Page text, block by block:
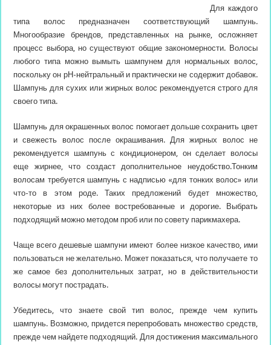
Для каждого
типа волос предназначен соответствующий шампунь.
Многообразие брендов, представленных на рынке, осложняет
процесс выбора, но существуют общие закономерности. Волосы
любого типа можно вымыть шампунем для нормальных волос,
поскольку он рН-нейтральный и практически не содержит добавок.
Шампунь для сухих или жирных волос рекомендуется строго для
своего типа.
Шампунь для окрашенных волос помогает дольше сохранить цвет
и свежесть волос после окрашивания. Для жирных волос не
рекомендуется шампунь с кондиционером, он сделает волосы
еще жирнее, что создаст дополнительное неудобство.Тонким
волосам требуется шампунь с надписью «для тонких волос» или
что-то в этом роде. Таких предложений будет множество,
некоторые из них более востребованные и дорогие. Выбрать
подходящий можно методом проб или по совету парикмахера.
Чаще всего дешевые шампуни имеют более низкое качество, ими
пользоваться не желательно. Может показаться, что получаете то
же самое без дополнительных затрат, но в действительности
волосы могут пострадать.
Убедитесь, что знаете свой тип волос, прежде чем купить
шампунь. Возможно, придется перепробовать множество средств,
прежде чем найдете подходящий. Для достижения максимального